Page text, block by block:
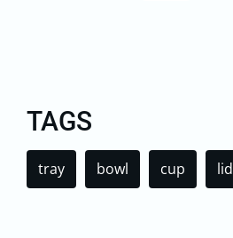
TAGS
tray bowl cup lid